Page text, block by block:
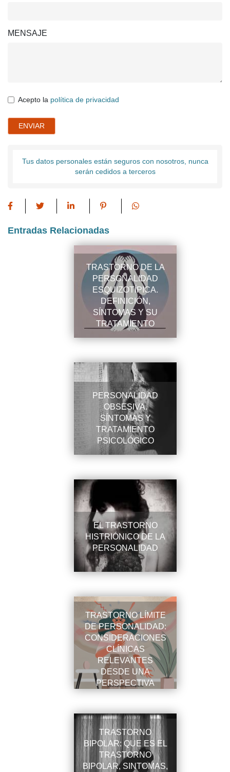
MENSAJE
Acepto la política de privacidad
ENVIAR
Tus datos personales están seguros con nosotros, nunca
serán cedidos a terceros
Entradas Relacionadas
TRASTORNO DE LA
PERSONALIDAD
ESQUIZOTÍPICA.
DEFINICIÓN,
SÍNTOMAS Y SU
TRATAMIENTO
PERSONALIDAD
OBSESIVA.
SÍNTOMAS Y
TRATAMIENTO
PSICOLÓGICO
EL TRASTORNO
HISTRIÓNICO DE LA
PERSONALIDAD
TRASTORNO LÍMITE
DE PERSONALIDAD:
CONSIDERACIONES
CLÍNICAS
RELEVANTES
DESDE UNA
PERSPECTIVA
INTEGRADORA.
TRASTORNO
BIPOLAR: QUE ES EL
TRASTORNO
BIPOLAR, SINTOMAS,